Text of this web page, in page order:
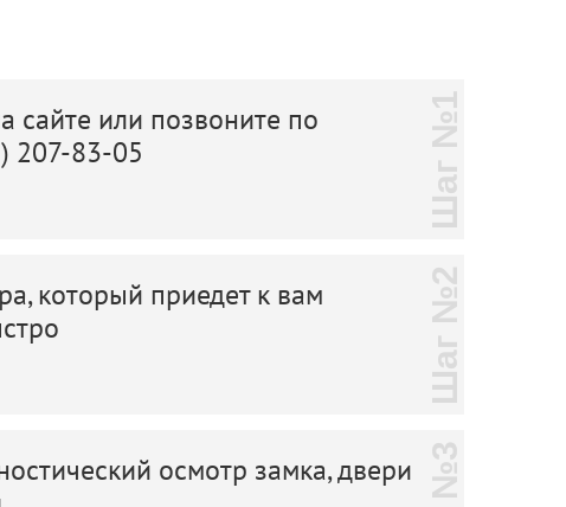
сайте или позвоните по
207-83-05 Шаг №1
который приедет к вам
Шаг №2
осмотр замка, двери